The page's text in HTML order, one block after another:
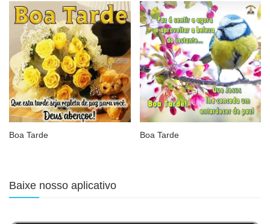
Boa Tarde Boa Tarde
Baixe nosso aplicativo